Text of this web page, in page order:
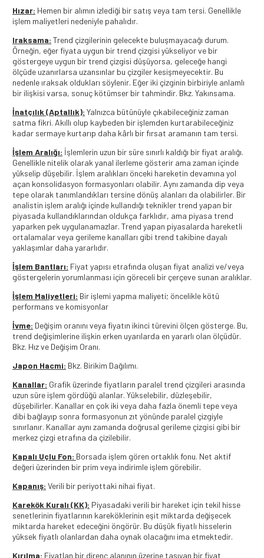
Hızar: Hemen bir alımın izlediği bir satış veya tam tersi. Genellikle
işlem maliyetleri nedeniyle pahalıdır.
Iraksama: Trend çizgilerinin gelecekte buluşmayacağı durum.
Örneğin, eğer fiyata uygun bir trend çizgisi yükseliyor ve bir
göstergeye uygun bir trend çizgisi düşüyorsa, geleceğe hangi
ölçüde uzanırlarsa uzansınlar bu çizgiler kesişmeyecektir. Bu
nedenle ıraksak oldukları söylenir. Eğer iki çizginin birbiriyle anlamlı
bir ilişkisi varsa, sonuç kötümser bir tahmindir. Bkz. Yakınsama.
İnatçılık (Aptallık): Yalnızca bütünüyle çıkabileceğiniz zaman
satma fikri. Akıllı olup kaybeden bir işlemden kurtarabileceğiniz
kadar sermaye kurtarıp daha kârlı bir fırsat aramanın tam tersi.
İşlem Aralığı: İşlemlerin uzun bir süre sınırlı kaldığı bir fiyat aralığı.
Genellikle nitelik olarak yanal ilerleme gösterir ama zaman içinde
yükselip düşebilir. İşlem aralıkları önceki hareketin devamına yol
açan konsolidasyon formasyonları olabilir. Aynı zamanda dip veya
tepe olarak tanımlandıkları tersine dönüş alanları da olabilirler. Bir
analistin işlem aralığı içinde kullandığı teknikler trend yapan bir
piyasada kullandıklarından oldukça farklıdır, ama piyasa trend
yaparken pek uygulanamazlar. Trend yapan piyasalarda hareketli
ortalamalar veya gerileme kanalları gibi trend takibine dayalı
yaklaşımlar daha yararlıdır.
İşlem Bantları: Fiyat yapısı etrafında oluşan fiyat analizi ve/veya
göstergelerin yorumlanması için göreceli bir çerçeve sunan aralıklar.
İşlem Maliyetleri: Bir işlemi yapma maliyeti; öncelikle kötü
performans ve komisyonlar
İvme: Değişim oranını veya fiyatın ikinci türevini ölçen gösterge. Bu,
trend değişimlerine ilişkin erken uyarılarda en yararlı olan ölçüdür.
Bkz. Hız ve Değişim Oranı.
Japon Hacmi: Bkz. Birikim Dağılımı.
Kanallar: Grafik üzerinde fiyatların paralel trend çizgileri arasında
uzun süre işlem gördüğü alanlar. Yükselebilir, düzleşebilir,
düşebilirler. Kanallar en çok iki veya daha fazla önemli tepe veya
dibi bağlayıp sonra formasyonun zıt yönünde paralel çizgiyle
sınırlanır. Kanallar aynı zamanda doğrusal gerileme çizgisi gibi bir
merkez çizgi etrafına da çizilebilir.
Kapalı Uçlu Fon: Borsada işlem gören ortaklık fonu. Net aktif
değeri üzerinden bir prim veya indirimle işlem görebilir.
Kapanış: Verili bir periyottaki nihai fiyat.
Karekök Kuralı (KK): Piyasadaki verili bir hareket için tekil hisse
senetlerinin fiyatlarının kareköklerinin eşit miktarda değişecek
miktarda hareket edeceğini öngörür. Bu düşük fiyatlı hisselerin
yüksek fiyatlı olanlardan daha oynak olacağını ima etmektedir.
Kırılma: Fiyatlan bir direnç alanının üzerine taşıyan bir fiyat